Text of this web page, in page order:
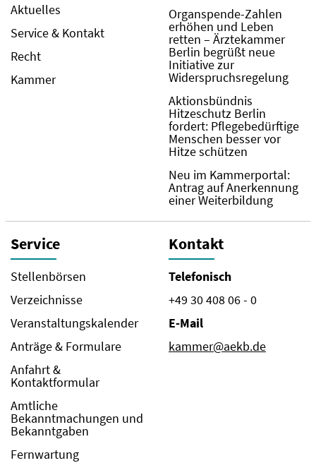
Aktuelles
Service & Kontakt
Recht
Kammer
Organspende-Zahlen
erhöhen und Leben
retten – Ärztekammer
Berlin begrüßt neue
Initiative zur
Widerspruchsregelung
Aktionsbündnis
Hitzeschutz Berlin
fordert: Pflegebedürftige
Menschen besser vor
Hitze schützen
Neu im Kammerportal:
Antrag auf Anerkennung
einer Weiterbildung
Service
Stellenbörsen
Verzeichnisse
Veranstaltungskalender
Anträge & Formulare
Anfahrt &
Kontaktformular
Amtliche
Bekanntmachungen und
Bekanntgaben
Fernwartung
Kontakt
Telefonisch
+49 30 408 06 - 0
E-Mail
kammer@aekb.de